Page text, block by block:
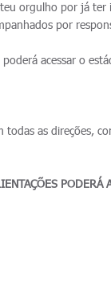
orgulho por já ter
por
acessar o
todas as direções,